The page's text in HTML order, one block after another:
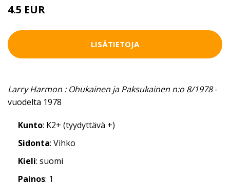
4.5 EUR
LISÄTIETOJA
Larry Harmon : Ohukainen ja Paksukainen n:o 8/1978-
vuodelta 1978
Kunto: K2+ (tyydyttävä +)
Sidonta: Vihko
Kieli: suomi
Painos: 1